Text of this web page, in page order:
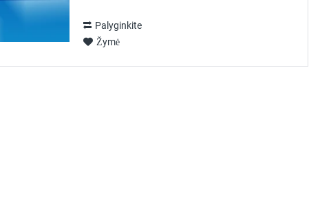
Palyginkite
Žymė